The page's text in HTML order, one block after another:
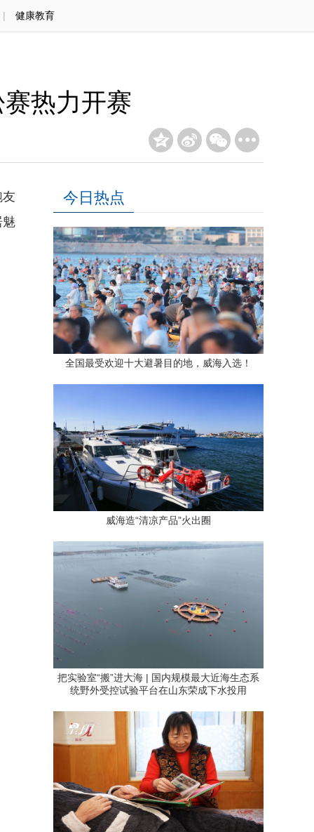
| 健康教育
热力开赛
魅
今日热点
全国最受欢迎十大避暑目的地，威海入选！
威海造“清凉产品”火出圈
把实验室“搬”进大海 | 国内规模最大近海生态系
统野外受控试验平台在山东荣成下水投用